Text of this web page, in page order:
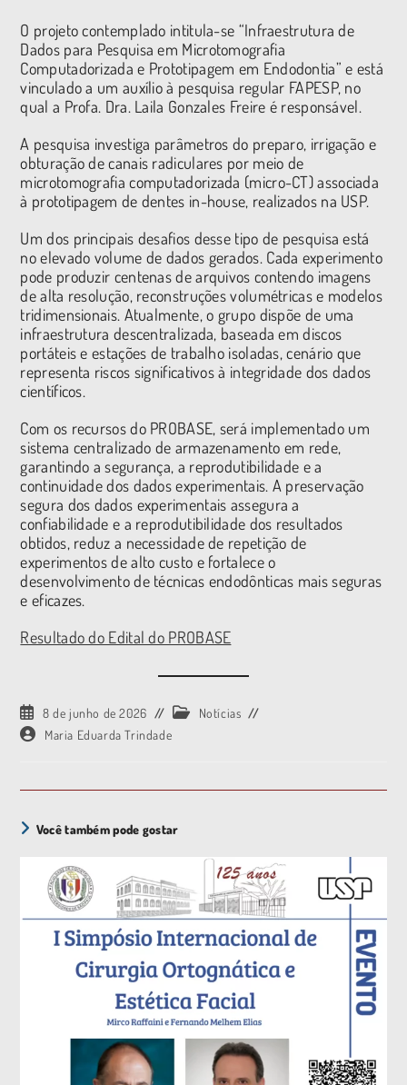
O projeto contemplado intitula-se “Infraestrutura de
Dados para Pesquisa em Microtomografia
Computadorizada e Prototipagem em Endodontia” e está
vinculado a um auxílio à pesquisa regular FAPESP, no
qual a Profa. Dra. Laila Gonzales Freire é responsável.
A pesquisa investiga parâmetros do preparo, irrigação e
obturação de canais radiculares por meio de
microtomografia computadorizada (micro-CT) associada
à prototipagem de dentes in-house, realizados na USP.
Um dos principais desafios desse tipo de pesquisa está
no elevado volume de dados gerados. Cada experimento
pode produzir centenas de arquivos contendo imagens
de alta resolução, reconstruções volumétricas e modelos
tridimensionais. Atualmente, o grupo dispõe de uma
infraestrutura descentralizada, baseada em discos
portáteis e estações de trabalho isoladas, cenário que
representa riscos significativos à integridade dos dados
científicos.
Com os recursos do PROBASE, será implementado um
sistema centralizado de armazenamento em rede,
garantindo a segurança, a reprodutibilidade e a
continuidade dos dados experimentais. A preservação
segura dos dados experimentais assegura a
confiabilidade e a reprodutibilidade dos resultados
obtidos, reduz a necessidade de repetição de
experimentos de alto custo e fortalece o
desenvolvimento de técnicas endodônticas mais seguras
e eficazes.
Resultado do Edital do PROBASE
8 de junho de 2026
Notícias
Maria Eduarda Trindade
Você também pode gostar